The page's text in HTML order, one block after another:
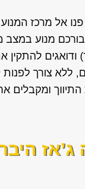
אל מרכז
מנוע במצב
ודואגים
צורך לפנות
ומקבלים
ג’אז